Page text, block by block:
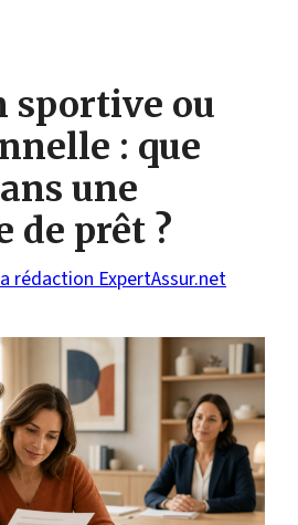
sportive ou
: que
une
de prêt ?
rédaction ExpertAssur.net